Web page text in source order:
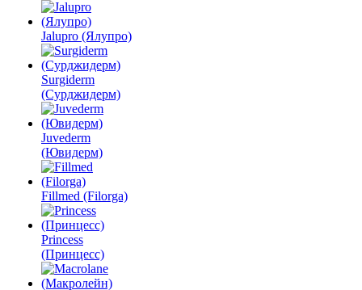
Jalupro (Ялупро)
Surgiderm
(Сурджидерм)
Juvederm
(Ювидерм)
Fillmed (Filorga)
Princess
(Принцесс)